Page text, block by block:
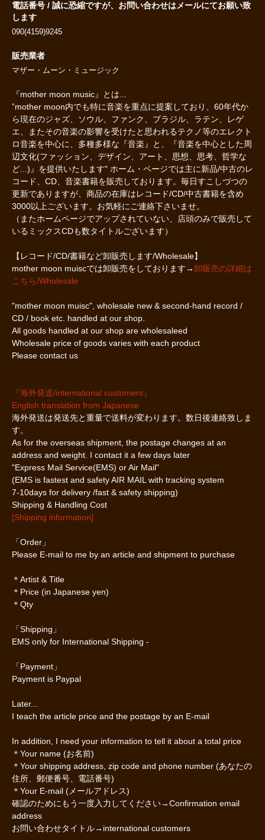
電話番号 / 誠に恐縮ですが、お問い合わせはメールにてお願い致
します
090(4159)9245
販売業者
マザー・ムーン・ミュージック
『mother moon music』とは...
”mother moon内でも特に音楽を重点に提案しており、60年代か
ら現在のジャズ、ソウル、ファンク、ブラジル、ラテン、レゲ
エ、またその音楽の影響を受けたと思われるテクノ等のエレクト
ロ音楽を中心に、多種多様な『音楽』と、『音楽を中心とした周
辺文化(ファッション、デザイン、アート、思想、思考、哲学な
ど...)』を提供いたします" ホーム・ページでは主に新品/中古のレ
コード、CD、音楽書籍を販売しております。毎日すこしづつの
更新でありますが、商品の在庫はレコード/CD/中古書籍を含め
3000以上ございます。お気軽にご連絡下さいませ。
（またホームページでアップされていない、店頭のみで販売して
いるミックスCDも数タイトルございます）
【レコード/CD/書籍など卸販売します/Wholesale】
mother moon muiscでは卸販売をしております→卸販売の詳細は
こちら/Wholesale
"mother moon muisc", wholesale new & second-hand record /
CD / book etc. handled at our shop.
All goods handled at our shop are wholesaleed
Wholesale price of goods varies with each product
Please contact us
『海外発送/international customers』
English translation from Japanese
海外発送は発送先と重量で送料が変わります。数日後連絡致しま
す。
As for the overseas shipment, the postage changes at an
address and weight. I contact it a few days later
"Express Mail Service(EMS) or Air Mail"
(EMS is fastest and safety AIR MAIL with tracking system
7-10days for delivery /fast & safety shipping)
Shipping & Handling Cost
[Shipping information]
「Order」
Please E-mail to me by an article and shipment to purchase
＊Artist & Title
＊Price (in Japanese yen)
＊Qty
「Shipping」
EMS only for International Shipping -
「Payment」
Payment is Paypal
Later...
I teach the article price and the postage by an E-mail
In addition, I need your information to tell it about a total price
＊Your name (お名前)
＊Your shipping address, zip code and phone number (あなたの
住所、郵便番号、電話番号)
＊Your E-mail (メールアドレス)
確認のためにもう一度入力してください→Confirmation email
address
お問い合わせタイトル→international customers